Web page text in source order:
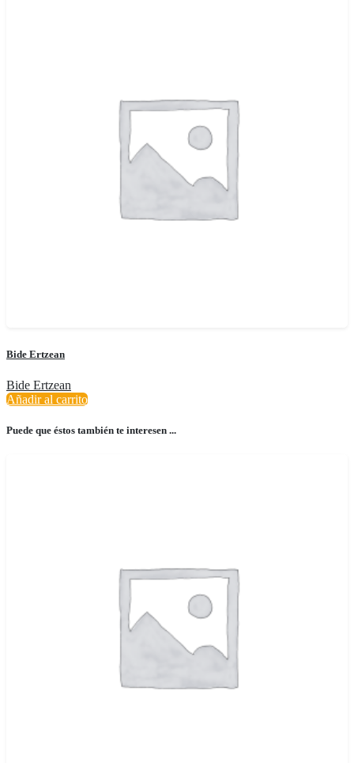
Bide Ertzean
Bide Ertzean
Añadir al carrito
Puede que éstos también te interesen ...